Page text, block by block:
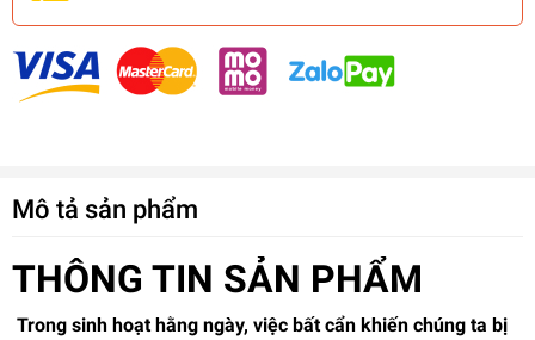
Mô tả sản phẩm
THÔNG TIN SẢN PHẨM
Trong sinh hoạt hằng ngày, việc bất cẩn khiến chúng ta bị